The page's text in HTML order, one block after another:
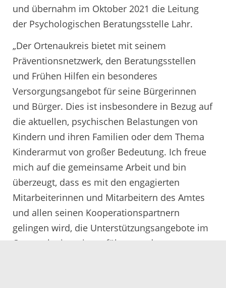
und übernahm im Oktober 2021 die Leitung
der Psychologischen Beratungsstelle Lahr.
„Der Ortenaukreis bietet mit seinem
Präventionsnetzwerk, den Beratungsstellen
und Frühen Hilfen ein besonderes
Versorgungsangebot für seine Bürgerinnen
und Bürger. Dies ist insbesondere in Bezug auf
die aktuellen, psychischen Belastungen von
Kindern und ihren Familien oder dem Thema
Kinderarmut von großer Bedeutung. Ich freue
mich auf die gemeinsame Arbeit und bin
überzeugt, dass es mit den engagierten
Mitarbeiterinnen und Mitarbeitern des Amtes
und allen seinen Kooperationspartnern
gelingen wird, die Unterstützungsangebote im
Ortenaukreis weiterzuführen und